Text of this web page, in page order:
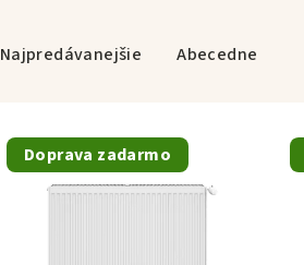
Najpredávanejšie Abecedne
Doprava zadarmo